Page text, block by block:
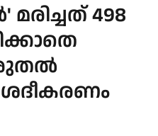
മരിച്ചത് 498